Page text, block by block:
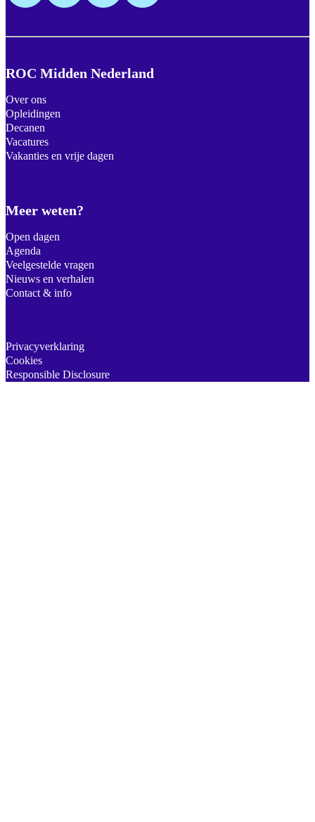
ROC Midden Nederland
Over ons
Opleidingen
Decanen
Vacatures
Vakanties en vrije dagen
Meer weten?
Open dagen
Agenda
Veelgestelde vragen
Nieuws en verhalen
Contact & info
Privacyverklaring
Cookies
Responsible Disclosure